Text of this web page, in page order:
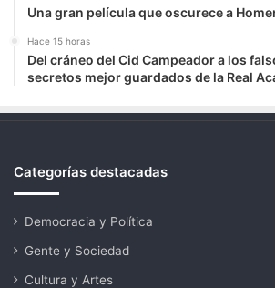
Una gran película que oscurece a
Hace 15 horas
Del cráneo del Cid Campeador a los
secretos mejor guardados de la Real
Categorías destacadas
Democracia y Política
Gente y Sociedad
Cultura y Artes